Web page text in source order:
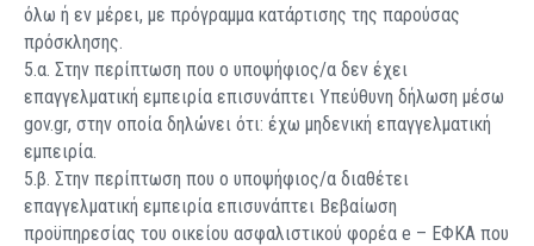
όλω ή εν μέρει, με πρόγραμμα κατάρτισης της παρούσας
πρόσκλησης.
5.α. Στην περίπτωση που ο υποψήφιος/α δεν έχει
επαγγελματική εμπειρία επισυνάπτει Υπεύθυνη δήλωση μέσω
gov.gr, στην οποία δηλώνει ότι: έχω μηδενική επαγγελματική
εμπειρία.
5.β. Στην περίπτωση που ο υποψήφιος/α διαθέτει
επαγγελματική εμπειρία επισυνάπτει Βεβαίωση
προϋπηρεσίας του οικείου ασφαλιστικού φορέα e – ΕΦΚΑ που